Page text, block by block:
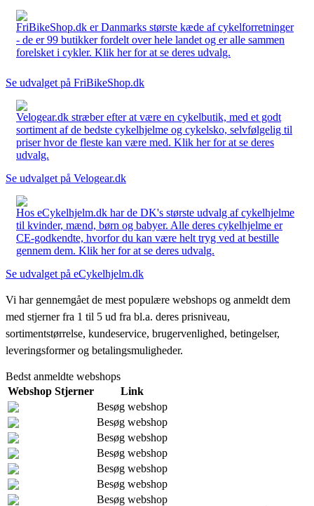
FriBikeShop.dk er Danmarks største kæde af cykelforretninger
- de er 99 butikker fordelt over hele landet og er alle sammen
forelsket i cykler. Klik her for at se deres udvalg.
Se udvalget på FriBikeShop.dk
Velogear.dk stræber efter at være en cykelbutik, med et godt
sortiment af de bedste cykelhjelme og cykelsko, selvfølgelig til
priser hvor de fleste kan være med. Klik her for at se deres
udvalg.
Se udvalget på Velogear.dk
Hos eCykelhjelm.dk har de DK's største udvalg af cykelhjelme
til kvinder, mænd, børn og babyer. Alle deres cykelhjelme er
CE-godkendte, hvorfor du kan være helt tryg ved at bestille
gennem dem. Klik her for at se deres udvalg.
Se udvalget på eCykelhjelm.dk
Vi har gennemgået de mest populære webshops og anmeldt dem
med stjerner fra 1 til 5 ud fra bl.a. deres prisniveau,
sortimentstørrelse, kundeservice, brugervenlighed, betingelser,
leveringsformer og betalingsmuligheder.
Bedst anmeldte webshops
Webshop Stjerner
Link
Besøg webshop
Besøg webshop
Besøg webshop
Besøg webshop
Besøg webshop
Besøg webshop
Besøg webshop